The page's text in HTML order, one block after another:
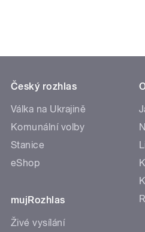
Český rozhlas
Válka na Ukrajině
Komunální volby
Stanice
eShop
mujRozhlas
Živé vysílání